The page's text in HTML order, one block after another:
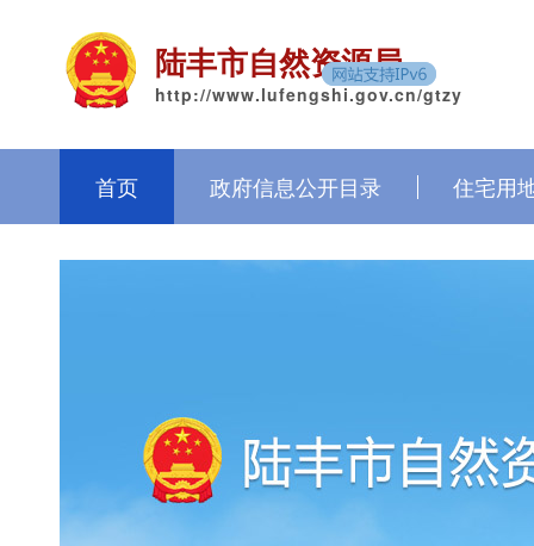
陆丰市自然资源局
http://www.lufengshi.gov.cn/gtzy
首页 政府信息公开目录 住宅用